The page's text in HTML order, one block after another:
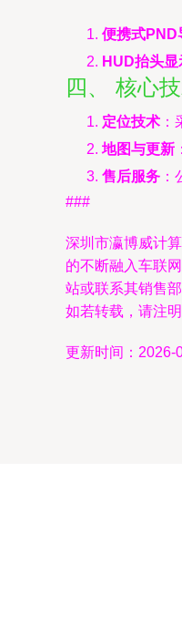
便携式PND
HUD抬头
四、 核心
定位技术
地图与更新
售后服务
###
深圳市瀛博威计
的不断融入车联
站或联系其销售部
如若转载，请注
更新时间：2026-